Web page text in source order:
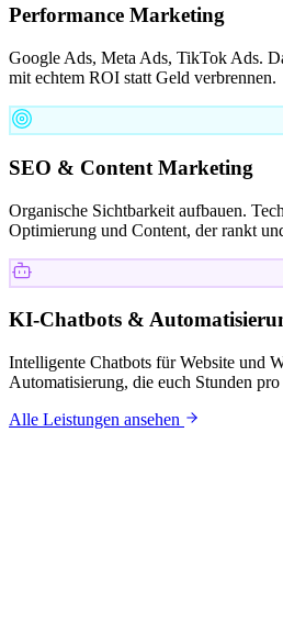
Performance Marketing
Google Ads, Meta Ads, TikTok Ads.
mit echtem ROI statt Geld verbrennen.
SEO & Content Marketing
Organische Sichtbarkeit aufbauen.
Optimierung und Content, der rankt
KI-Chatbots &
Intelligente Chatbots für Website und
Automatisierung, die euch Stunden pro
Alle Leistungen ansehen